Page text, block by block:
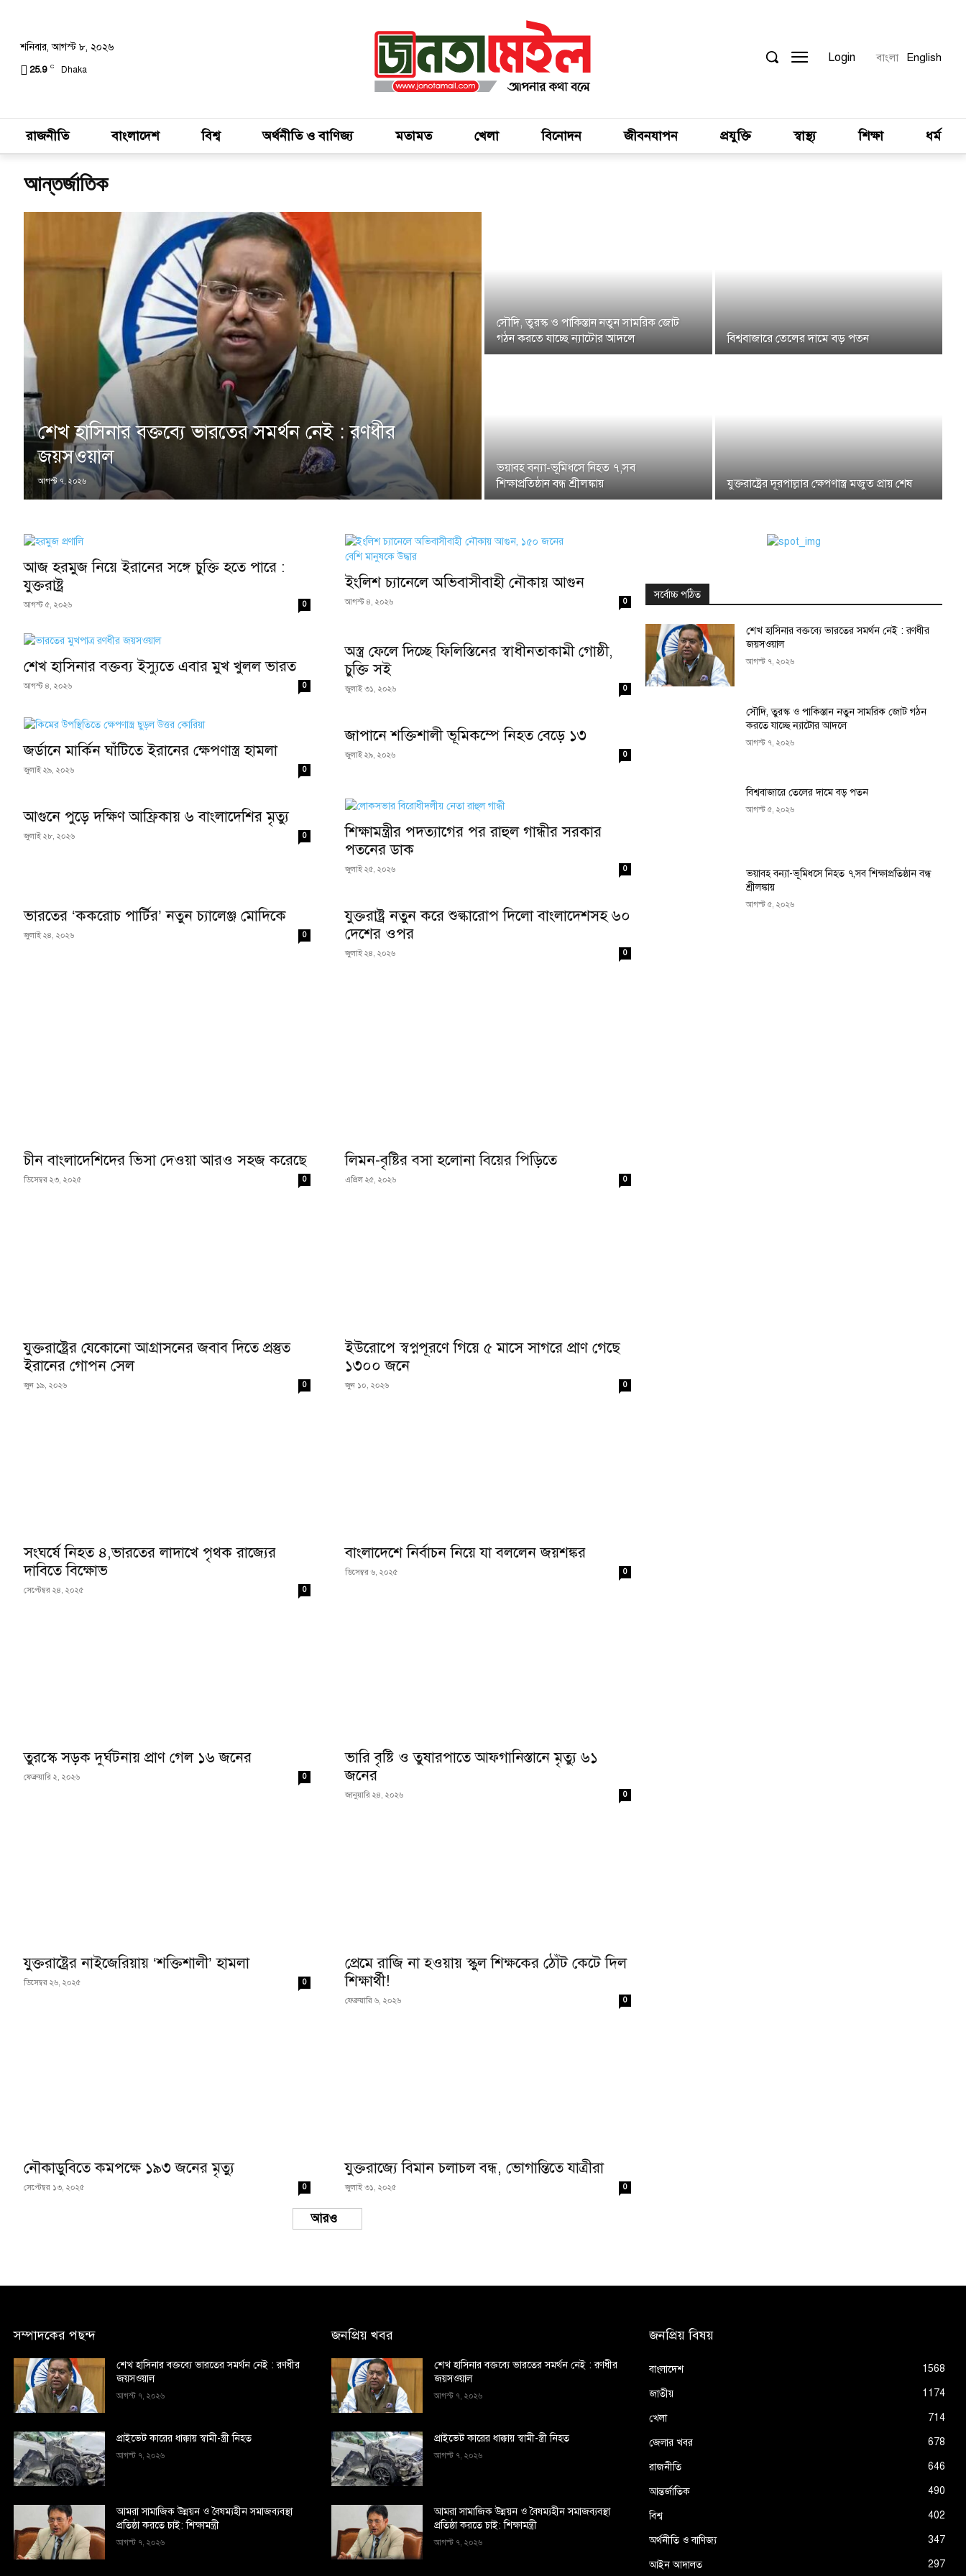
শনিবার, আগস্ট ৮, ২০২৬
25.9 C Dhaka
Login বাংলা English
রাজনীতি বাংলাদেশ বিশ্ব অর্থনীতি ও বাণিজ্য মতামত খেলা বিনোদন জীবনযাপন প্রযুক্তি স্বাস্থ্য শিক্ষা ধর্ম
আন্তর্জাতিক
শেখ হাসিনার বক্তব্যে ভারতের সমর্থন নেই : রণধীর
জয়সওয়াল
আগস্ট ৭, ২০২৬
সৌদি, তুরস্ক ও পাকিস্তান নতুন সামরিক জোট
গঠন করতে যাচ্ছে ন্যাটোর আদলে
বিশ্ববাজারে তেলের দামে বড় পতন
ভয়াবহ বন্যা-ভূমিধসে নিহত ৭,সব
শিক্ষাপ্রতিষ্ঠান বন্ধ শ্রীলঙ্কায়
যুক্তরাষ্ট্রের দূরপাল্লার ক্ষেপণাস্ত্র মজুত প্রায় শেষ
আজ হরমুজ নিয়ে ইরানের সঙ্গে চুক্তি হতে পারে :
যুক্তরাষ্ট্র
আগস্ট ৫, ২০২৬ 0
ইংলিশ চ্যানেলে অভিবাসীবাহী নৌকায় আগুন
আগস্ট ৪, ২০২৬ 0
শেখ হাসিনার বক্তব্য ইস্যুতে এবার মুখ খুলল ভারত
আগস্ট ৪, ২০২৬ 0
অস্ত্র ফেলে দিচ্ছে ফিলিস্তিনের স্বাধীনতাকামী গোষ্ঠী,
চুক্তি সই
জুলাই ৩১, ২০২৬ 0
জর্ডানে মার্কিন ঘাঁটিতে ইরানের ক্ষেপণাস্ত্র হামলা
জুলাই ২৯, ২০২৬ 0
জাপানে শক্তিশালী ভূমিকম্পে নিহত বেড়ে ১৩
জুলাই ২৯, ২০২৬ 0
আগুনে পুড়ে দক্ষিণ আফ্রিকায় ৬ বাংলাদেশির মৃত্যু
জুলাই ২৮, ২০২৬ 0
শিক্ষামন্ত্রীর পদত্যাগের পর রাহুল গান্ধীর সরকার
পতনের ডাক
জুলাই ২৫, ২০২৬ 0
ভারতের ‘ককরোচ পার্টির’ নতুন চ্যালেঞ্জ মোদিকে
জুলাই ২৪, ২০২৬ 0
যুক্তরাষ্ট্র নতুন করে শুল্কারোপ দিলো বাংলাদেশসহ ৬০
দেশের ওপর
জুলাই ২৪, ২০২৬ 0
চীন বাংলাদেশিদের ভিসা দেওয়া আরও সহজ করেছে
ডিসেম্বর ২৩, ২০২৫ 0
লিমন-বৃষ্টির বসা হলোনা বিয়ের পিড়িতে
এপ্রিল ২৫, ২০২৬ 0
যুক্তরাষ্ট্রের যেকোনো আগ্রাসনের জবাব দিতে প্রস্তুত
ইরানের গোপন সেল
জুন ১৯, ২০২৬ 0
ইউরোপে স্বপ্নপূরণে গিয়ে ৫ মাসে সাগরে প্রাণ গেছে
১৩০০ জনে
জুন ১০, ২০২৬ 0
সংঘর্ষে নিহত ৪,ভারতের লাদাখে পৃথক রাজ্যের
দাবিতে বিক্ষোভ
সেপ্টেম্বর ২৪, ২০২৫ 0
বাংলাদেশে নির্বাচন নিয়ে যা বললেন জয়শঙ্কর
ডিসেম্বর ৬, ২০২৫ 0
তুরস্কে সড়ক দুর্ঘটনায় প্রাণ গেল ১৬ জনের
ফেব্রুয়ারি ২, ২০২৬ 0
ভারি বৃষ্টি ও তুষারপাতে আফগানিস্তানে মৃত্যু ৬১
জনের
জানুয়ারি ২৪, ২০২৬ 0
যুক্তরাষ্ট্রের নাইজেরিয়ায় ‘শক্তিশালী’ হামলা
ডিসেম্বর ২৬, ২০২৫ 0
প্রেমে রাজি না হওয়ায় স্কুল শিক্ষকের ঠোঁট কেটে দিল
শিক্ষার্থী!
ফেব্রুয়ারি ৬, ২০২৬ 0
নৌকাডুবিতে কমপক্ষে ১৯৩ জনের মৃত্যু
সেপ্টেম্বর ১৩, ২০২৫ 0
যুক্তরাজ্যে বিমান চলাচল বন্ধ, ভোগান্তিতে যাত্রীরা
জুলাই ৩১, ২০২৫ 0
Load more
সর্বোচ্চ পঠিত
শেখ হাসিনার বক্তব্যে ভারতের সমর্থন নেই : রণধীর
জয়সওয়াল
আগস্ট ৭, ২০২৬
সৌদি, তুরস্ক ও পাকিস্তান নতুন সামরিক জোট গঠন
করতে যাচ্ছে ন্যাটোর আদলে
আগস্ট ৭, ২০২৬
বিশ্ববাজারে তেলের দামে বড় পতন
আগস্ট ৫, ২০২৬
ভয়াবহ বন্যা-ভূমিধসে নিহত ৭,সব শিক্ষাপ্রতিষ্ঠান বন্ধ
শ্রীলঙ্কায়
আগস্ট ৫, ২০২৬
সম্পাদকের পছন্দ
শেখ হাসিনার বক্তব্যে ভারতের সমর্থন নেই : রণধীর
জয়সওয়াল
আগস্ট ৭, ২০২৬
প্রাইভেট কারের ধাক্কায় স্বামী-স্ত্রী নিহত
আগস্ট ৭, ২০২৬
আমরা সামাজিক উন্নয়ন ও বৈষম্যহীন সমাজব্যবস্থা
প্রতিষ্ঠা করতে চাই: শিক্ষামন্ত্রী
আগস্ট ৭, ২০২৬
জনপ্রিয় খবর
শেখ হাসিনার বক্তব্যে ভারতের সমর্থন নেই : রণধীর
জয়সওয়াল
আগস্ট ৭, ২০২৬
প্রাইভেট কারের ধাক্কায় স্বামী-স্ত্রী নিহত
আগস্ট ৭, ২০২৬
আমরা সামাজিক উন্নয়ন ও বৈষম্যহীন সমাজব্যবস্থা
প্রতিষ্ঠা করতে চাই: শিক্ষামন্ত্রী
আগস্ট ৭, ২০২৬
জনপ্রিয় বিষয়
বাংলাদেশ 1568
জাতীয় 1174
খেলা 714
জেলার খবর 678
রাজনীতি 646
আন্তর্জাতিক 490
বিশ্ব 402
অর্থনীতি ও বাণিজ্য 347
আইন আদালত 297